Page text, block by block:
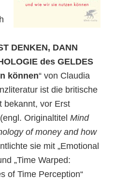
DENKEN, DANN
des GELDES
können“ von Claudia
ist die britische
bekannt, vor Erst
Originaltitel Mind
of money and how
sie mit „Emotional
„Time Warped:
of Time Perception“